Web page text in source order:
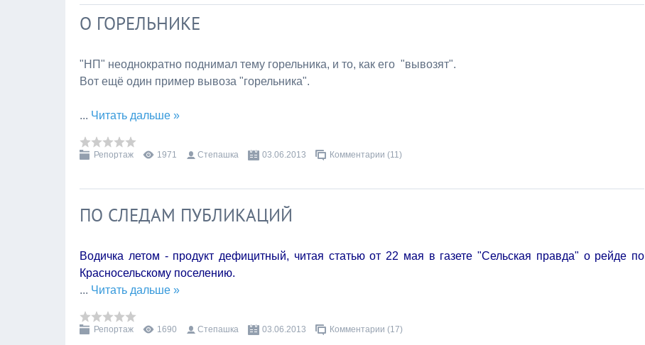
О ГОРЕЛЬНИКЕ
"НП" неоднократно поднимал тему горельника, и то, как его "вывозят".
Вот ещё один пример вывоза "горельника".
... Читать дальше »
Репортаж 1971 Степашка 03.06.2013 Комментарии (11)
ПО СЛЕДАМ ПУБЛИКАЦИЙ
Водичка летом - продукт дефицитный, читая статью от 22 мая в газете "Сельская правда" о рейде по
Красносельскому поселению.
... Читать дальше »
Репортаж 1690 Степашка 03.06.2013 Комментарии (17)